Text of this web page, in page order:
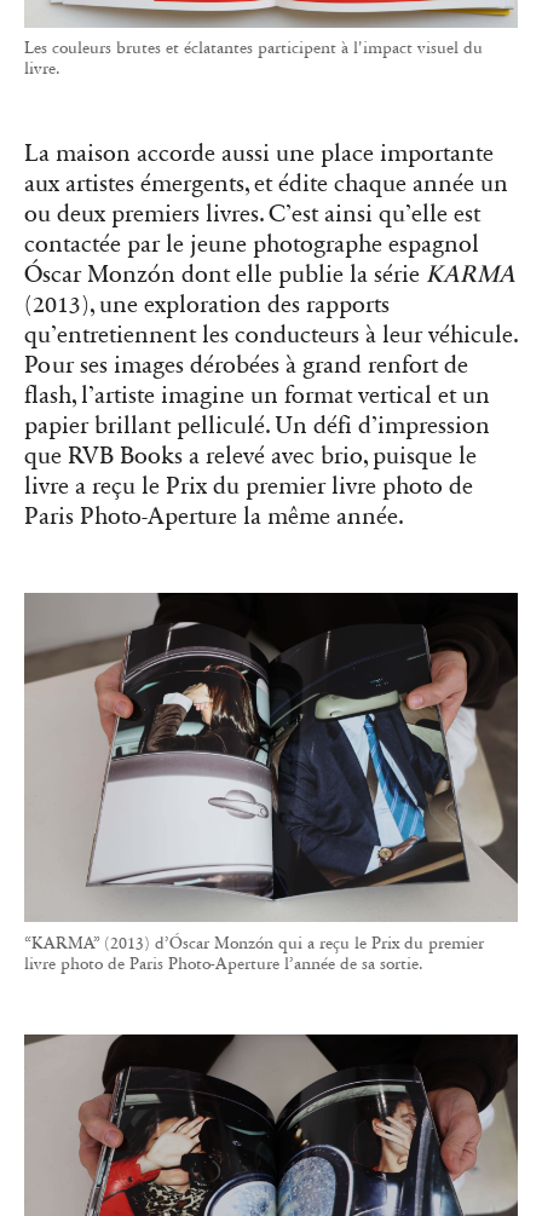
Les couleurs brutes et éclatantes participent à l'impact visuel du
livre.
La maison accorde aussi une place importante
aux artistes émergents, et édite chaque année un
ou deux premiers livres. C’est ainsi qu’elle est
contactée par le jeune photographe espagnol
Óscar Monzón dont elle publie la série KARMA
(2013), une exploration des rapports
qu’entretiennent les conducteurs à leur véhicule.
Pour ses images dérobées à grand renfort de
flash, l’artiste imagine un format vertical et un
papier brillant pelliculé. Un défi d’impression
que RVB Books a relevé avec brio, puisque le
livre a reçu le Prix du premier livre photo de
Paris Photo-Aperture la même année.
“KARMA” (2013) d’Óscar Monzón qui a reçu le Prix du premier
livre photo de Paris Photo-Aperture l’année de sa sortie.